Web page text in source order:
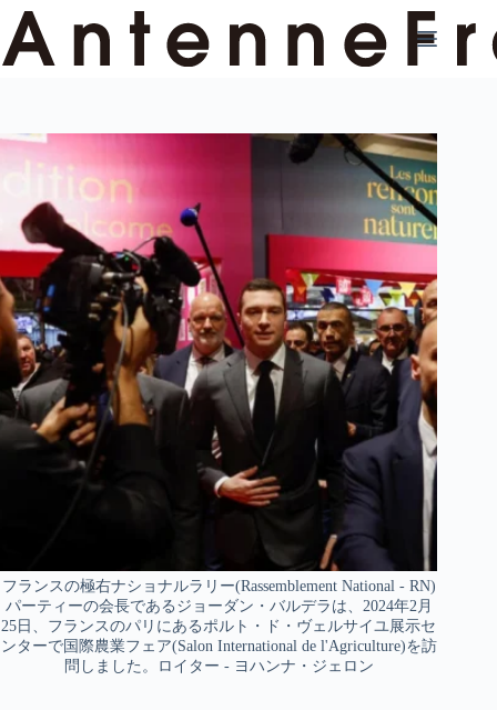
ン
テ
ス
キ
フランスの極右ナショナルラリー(Rassemblement National - RN)
パーティーの会長であるジョーダン・バルデラは、2024年2月
25日、フランスのパリにあるポルト・ド・ヴェルサイユ展示セ
ンターで国際農業フェア(Salon International de l'Agriculture)を訪
問しました。ロイター - ヨハンナ・ジェロン